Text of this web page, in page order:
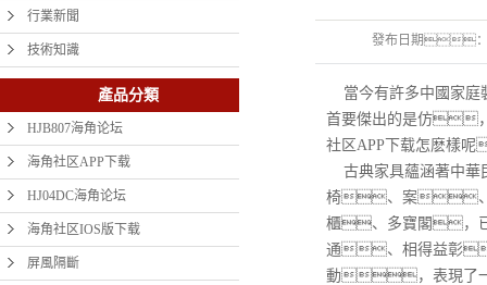
行業新聞
技術知識
產品分類
HJB807海角论坛
海角社区APP下载
HJ04DC海角论坛
海角社区IOS版下载
屏風隔斷
發布日期
當今有許多中國家
首要傑出的是仿
社区APP下载怎麽樣
古典家具蘊涵著中
椅、案、
櫃、多寶閣，已
通、相得益彰
動，表現了一